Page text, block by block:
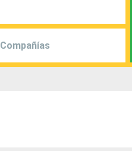
Compañías